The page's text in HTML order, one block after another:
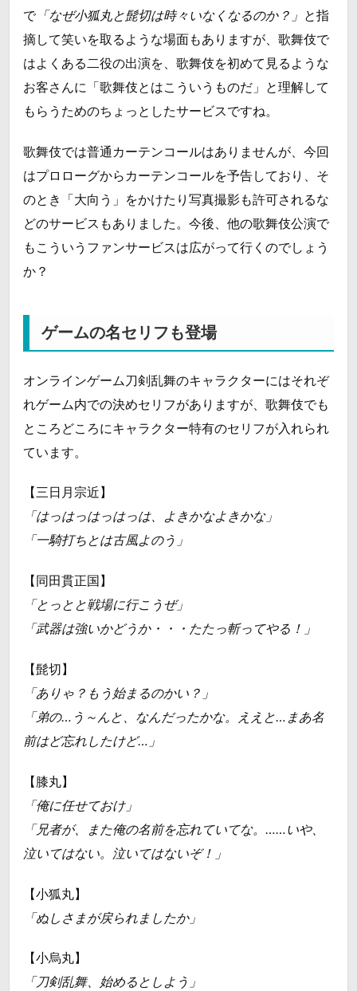
で「なぜ小狐丸と髭切は時々いなくなるのか？」 と指
摘して笑いを取るような場面もありますが、歌舞伎で
はよくある二役の出演を、歌舞伎を初めて見るような
お客さんに「歌舞伎とはこういうものだ」と理解して
もらうためのちょっとしたサービスですね。
歌舞伎では普通カーテンコールはありませんが、今回
はプロローグからカーテンコールを予告しており、そ
のとき「大向う」をかけたり写真撮影も許可されるな
どのサービスもありました。今後、他の歌舞伎公演で
もこういうファンサービスは広がって行くのでしょう
か？
ゲームの名セリフも登場
オンラインゲーム刀剣乱舞のキャラクターにはそれぞ
れゲーム内での決めセリフがありますが、歌舞伎でも
ところどころにキャラクター特有のセリフが入れられ
ています。
【三日月宗近】
「はっはっはっはっは、よきかなよきかな」
「一騎打ちとは古風よのう」
【同田貫正国】
「とっとと戦場に行こうぜ」
「武器は強いかどうか・・・たたっ斬ってやる！」
【髭切】
「ありゃ？もう始まるのかい？」
「弟の…う～んと、なんだったかな。ええと…まあ名
前はど忘れしたけど…」
【膝丸】
「俺に任せておけ」
「兄者が、また俺の名前を忘れていてな。……いや、
泣いてはない。泣いてはないぞ！」
【小狐丸】
「ぬしさまが戻られましたか」
【小烏丸】
「刀剣乱舞、始めるとしよう」